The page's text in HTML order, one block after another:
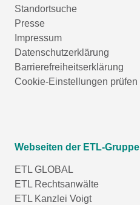
Standortsuche
Presse
Impressum
Datenschutzerklärung
Barrierefreiheitserklärung
Cookie-Einstellungen prüfen
Webseiten der ETL-Gruppe
ETL GLOBAL
ETL Rechtsanwälte
ETL Kanzlei Voigt